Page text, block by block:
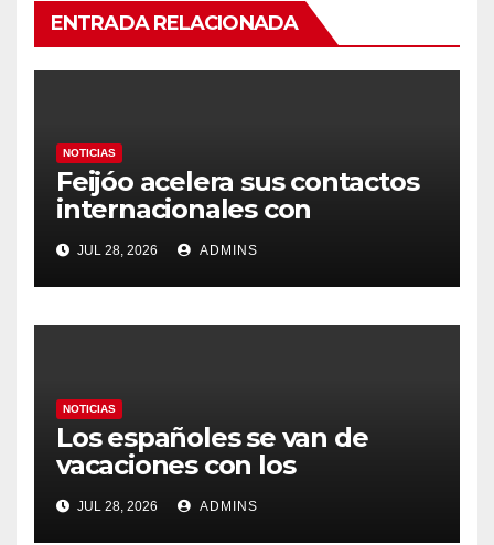
ENTRADA RELACIONADA
NOTICIAS
Feijóo acelera sus contactos
internacionales con
Latinoamérica como socio
prioritario en su agenda de
gobierno
JUL 28, 2026 ADMINS
NOTICIAS
Los españoles se van de
vacaciones con los
carburantes hasta un 21%
más caros que el año pasado
JUL 28, 2026 ADMINS